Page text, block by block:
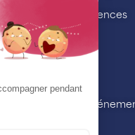
Lutte contre les violences
Annuaire
Ressources
Nos actualités et